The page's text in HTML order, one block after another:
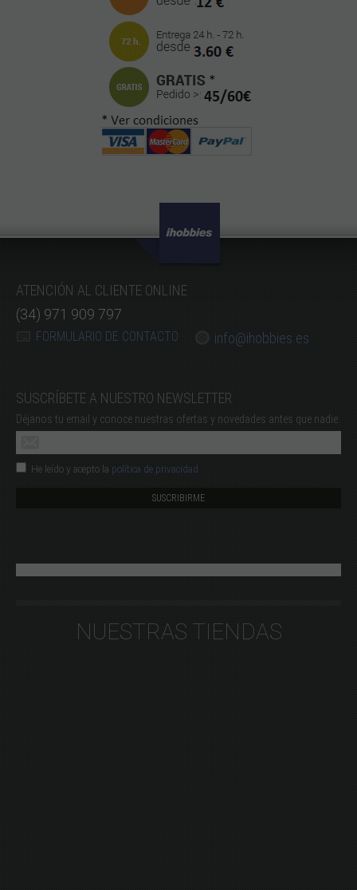
ATENCIÓN AL CLIENTE ONLINE
(34) 971 909 797
FORMULARIO DE CONTACTO info@ihobbies.es
SUSCRÍBETE A NUESTRO NEWSLETTER
Déjanos tu email y conoce nuestras ofertas y novedades antes que nadie.
He leído y acepto la política de privacidad
NUESTRAS TIENDAS